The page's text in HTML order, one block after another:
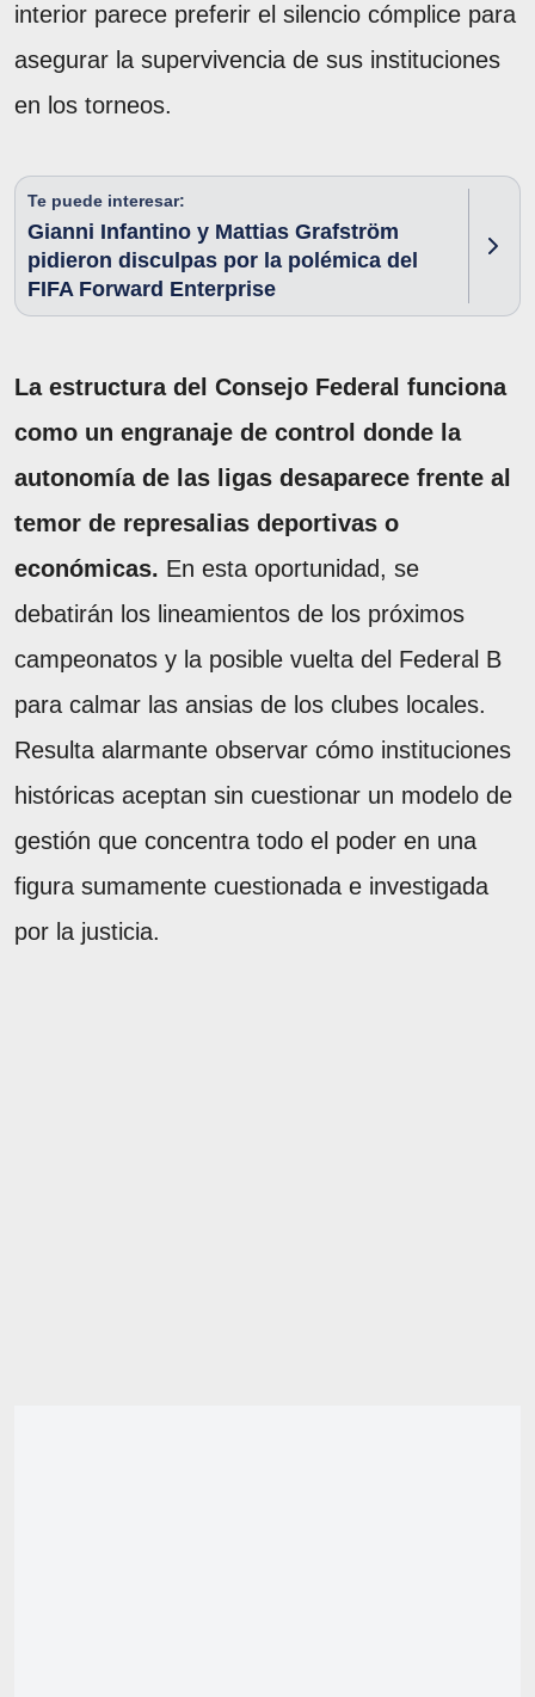
interior parece preferir el silencio cómplice para
asegurar la supervivencia de sus instituciones
en los torneos.
Te puede interesar:
Gianni Infantino y Mattias Grafström
pidieron disculpas por la polémica del
FIFA Forward Enterprise
La estructura del Consejo Federal funciona
como un engranaje de control donde la
autonomía de las ligas desaparece frente al
temor de represalias deportivas o
económicas. En esta oportunidad, se
debatirán los lineamientos de los próximos
campeonatos y la posible vuelta del Federal B
para calmar las ansias de los clubes locales.
Resulta alarmante observar cómo instituciones
históricas aceptan sin cuestionar un modelo de
gestión que concentra todo el poder en una
figura sumamente cuestionada e investigada
por la justicia.